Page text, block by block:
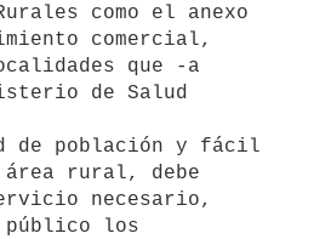
como el anexo
comercial,
que -a
de Salud
de población y fácil
área rural, debe
necesario,
público los